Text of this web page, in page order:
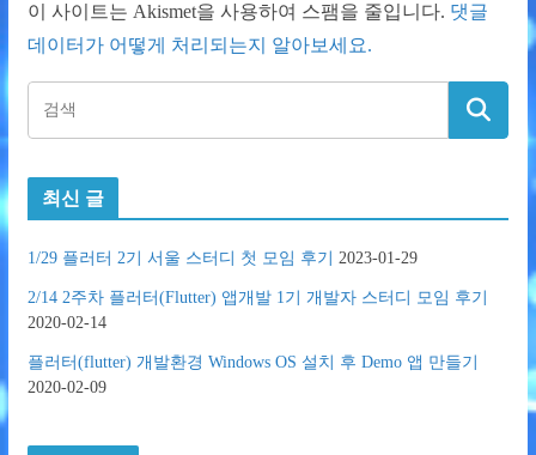
이 사이트는 Akismet을 사용하여 스팸을 줄입니다. 댓글
데이터가 어떻게 처리되는지 알아보세요.
최신 글
1/29 플러터 2기 서울 스터디 첫 모임 후기 2023-01-29
2/14 2주차 플러터(Flutter) 앱개발 1기 개발자 스터디 모임 후기
2020-02-14
플러터(flutter) 개발환경 Windows OS 설치 후 Demo 앱 만들기
2020-02-09